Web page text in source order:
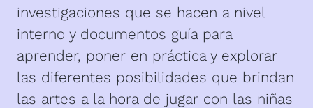
investigaciones que se hacen a nivel
interno y documentos guía para
aprender, poner en práctica y explorar
las diferentes posibilidades que brindan
las artes a la hora de jugar con las niñas